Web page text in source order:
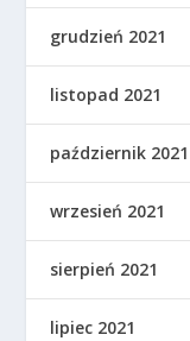
grudzień 2021
listopad 2021
październik 2021
wrzesień 2021
sierpień 2021
lipiec 2021